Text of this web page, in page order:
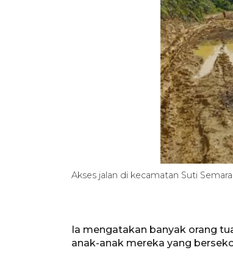
Akses jalan di kecamatan Suti
Ia mengatakan banyak orang
anak-anak mereka yang